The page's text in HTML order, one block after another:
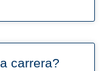
carrera?